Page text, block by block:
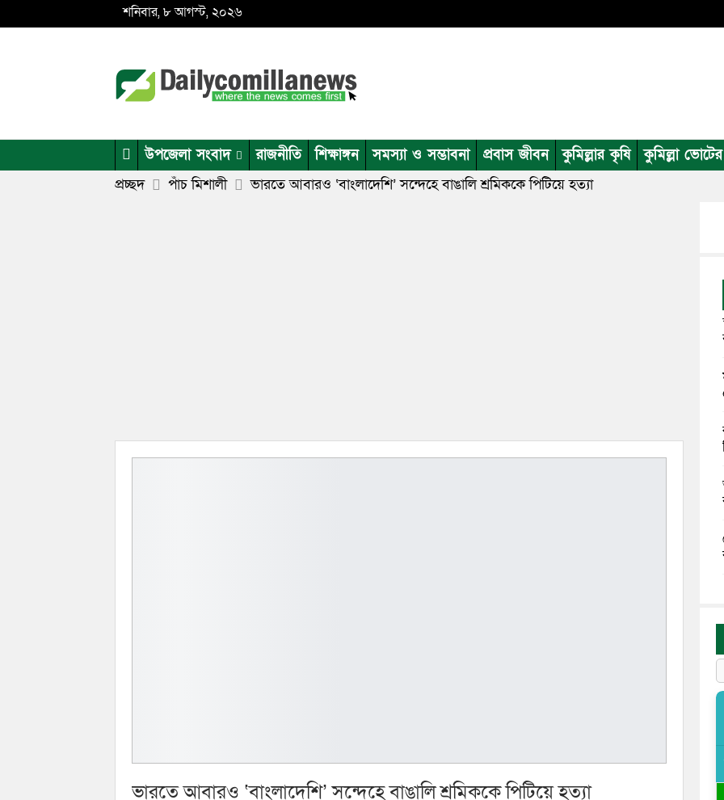
শনিবার, ৮ আগস্ট, ২০২৬
উপজেলা সংবাদ রাজনীতি শিক্ষাঙ্গন সমস্যা ও সম্ভাবনা প্রবাস জীবন কুমিল্লার কৃষি কুমিল্লা
প্রচ্ছদ
পাঁচ মিশালী ভারতে আবারও ‘বাংলাদেশি’ সন্দেহে বাঙালি শ্রমিককে পিটিয়ে হত্যা
ভারতে আবারও ‘বাংলাদেশি’ সন্দেহে বাঙালি শ্রমিককে পিটিয়ে হত্যা